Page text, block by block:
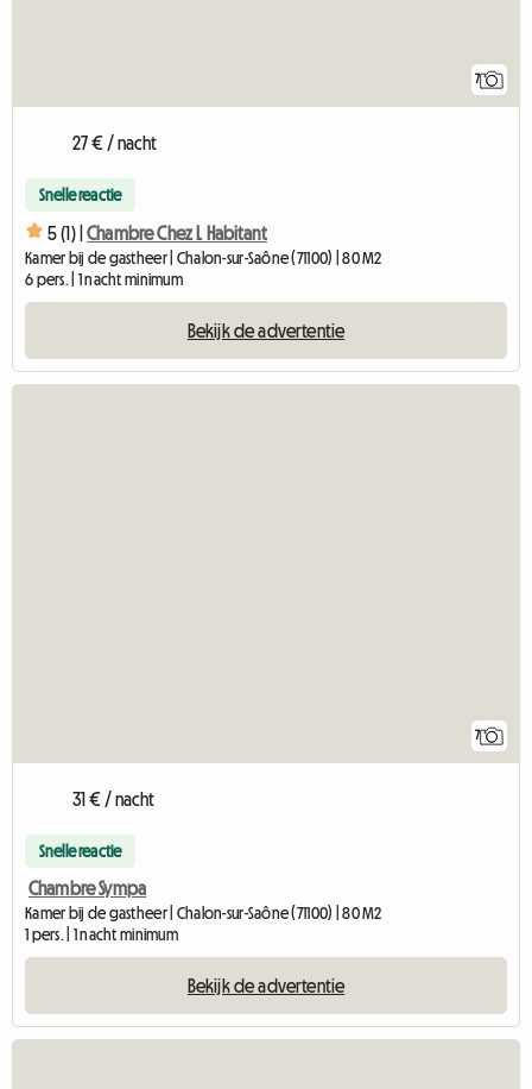
7
27 € / nacht
Snelle reactie
5 (1) | Chambre Chez L Habitant
Kamer bij de gastheer | Chalon-sur-Saône (71100) | 80 M2
6 pers. | 1 nacht minimum
Bekijk de advertentie
7
31 € / nacht
Snelle reactie
Chambre Sympa
Kamer bij de gastheer | Chalon-sur-Saône (71100) | 80 M2
1 pers. | 1 nacht minimum
Bekijk de advertentie